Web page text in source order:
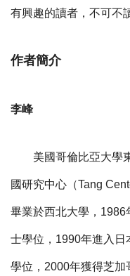
有興趣的讀者，不可不
作者簡介
李峰
美國哥倫比亞大學東
國研究中心（Tang
畢業於西北大學， 1986
士學位， 1990年進入日
學位， 2000年獲得芝加